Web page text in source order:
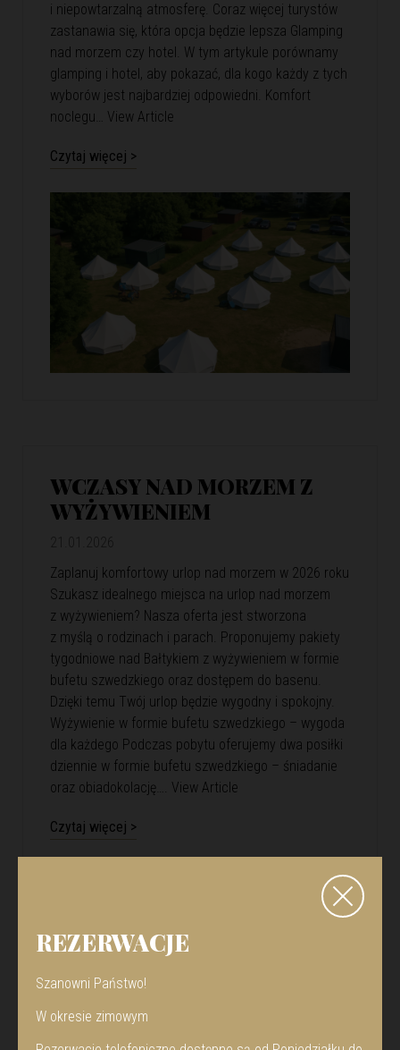
i niepowtarzalną atmosferę. Coraz więcej turystów
zastanawia się, która opcja będzie lepsza Glamping
nad morzem czy hotel. W tym artykule porównamy
glamping i hotel, aby pokazać, dla kogo każdy z tych
wyborów jest najbardziej odpowiedni. Komfort
noclegu… View Article
Czytaj więcej >
WCZASY NAD MORZEM Z
WYŻYWIENIEM
Zaplanuj komfortowy urlop nad morzem w 2026 roku
Szukasz idealnego miejsca na urlop nad morzem
z wyżywieniem? Nasza oferta jest stworzona
z myślą o rodzinach i parach. Proponujemy pakiety
tygodniowe nad Bałtykiem z wyżywieniem w formie
bufetu szwedzkiego oraz dostępem do basenu.
Dzięki temu Twój urlop będzie wygodny i spokojny.
Wyżywienie w formie bufetu szwedzkiego – wygoda
dla każdego Podczas pobytu oferujemy dwa posiłki
dziennie w formie bufetu szwedzkiego – śniadanie
oraz obiadokolację…. View Article
Czytaj więcej >
REZERWACJE
Szanowni Państwo!
W okresie zimowym